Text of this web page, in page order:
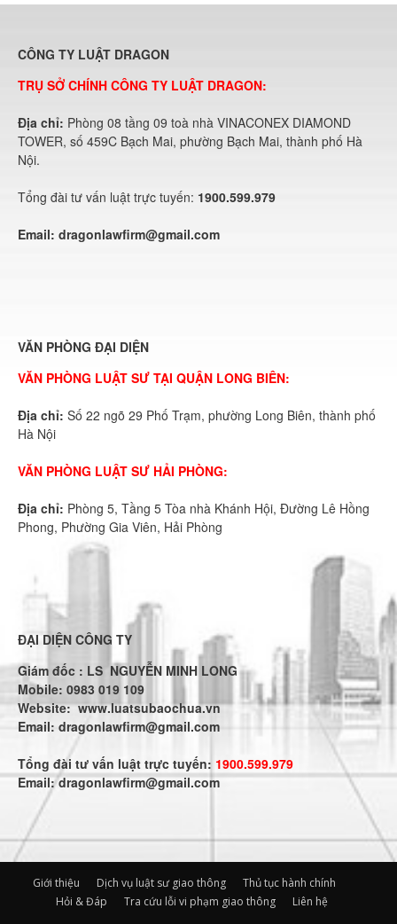
CÔNG TY LUẬT DRAGON
TRỤ SỞ CHÍNH CÔNG TY LUẬT DRAGON:
Địa chỉ: Phòng 08 tầng 09 toà nhà VINACONEX DIAMOND
TOWER, số 459C Bạch Mai, phường Bạch Mai, thành phố Hà
Nội.
Tổng đài tư vấn luật trực tuyến: 1900.599.979
Email: dragonlawfirm@gmail.com
VĂN PHÒNG ĐẠI DIỆN
VĂN PHÒNG LUẬT SƯ TẠI QUẬN LONG BIÊN:
Địa chỉ: Số 22 ngõ 29 Phố Trạm, phường Long Biên, thành phố
Hà Nội
VĂN PHÒNG LUẬT SƯ HẢI PHÒNG:
Địa chỉ: Phòng 5, Tầng 5 Tòa nhà Khánh Hội, Đường Lê Hồng
Phong, Phường Gia Viên, Hải Phòng
ĐẠI DIỆN CÔNG TY
Giám đốc : LS NGUYỄN MINH LONG
Mobile: 0983 019 109
Website:www.luatsubaochua.vn
Email: dragonlawfirm@gmail.com
Tổng đài tư vấn luật trực tuyến: 1900.599.979
Email:dragonlawfirm@gmail.com
Giới thiệu Dịch vụ luật sư giao thông
Thủ tục hành chính
Hỏi & Đáp
Tra cứu lỗi vi phạm giao thông Liên hệ